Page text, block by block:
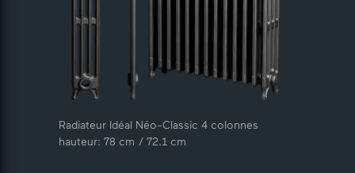
Radiateur Idéal Néo-Classic 4 colonnes
hauteur: 78 cm / 72.1 cm